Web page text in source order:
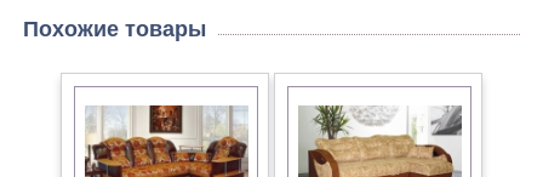
Похожие товары